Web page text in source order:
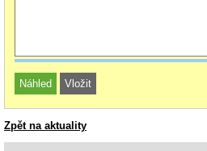
Zpět na aktuality